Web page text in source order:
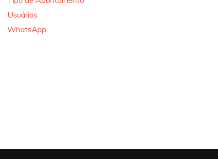
Usuários
WhatsApp